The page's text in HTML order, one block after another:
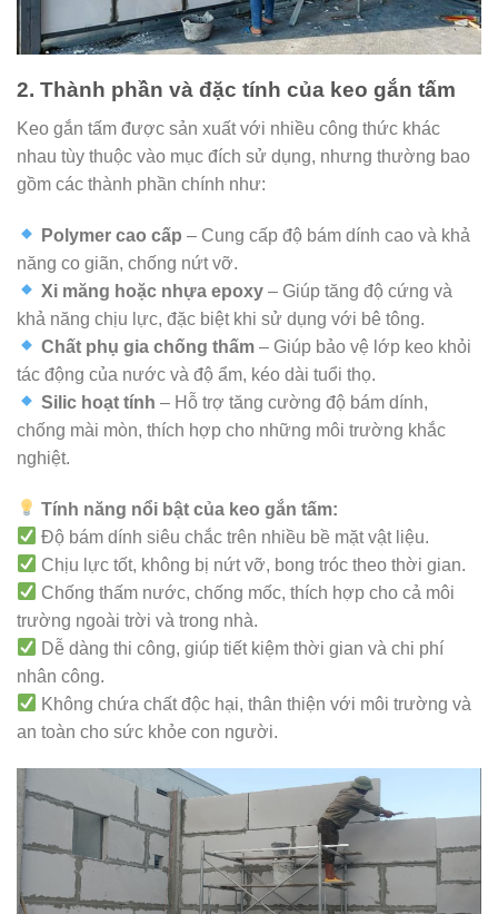
2. Thành phần và đặc tính của keo gắn tấm
Keo gắn tấm được sản xuất với nhiều công thức khác
nhau tùy thuộc vào mục đích sử dụng, nhưng thường bao
gồm các thành phần chính như:
Polymer cao cấp – Cung cấp độ bám dính cao và khả
năng co giãn, chống nứt vỡ.
Xi măng hoặc nhựa epoxy – Giúp tăng độ cứng và
khả năng chịu lực, đặc biệt khi sử dụng với bê tông.
Chất phụ gia chống thấm – Giúp bảo vệ lớp keo khỏi
tác động của nước và độ ẩm, kéo dài tuổi thọ.
Silic hoạt tính – Hỗ trợ tăng cường độ bám dính,
chống mài mòn, thích hợp cho những môi trường khắc
nghiệt.
Tính năng nổi bật của keo gắn tấm:
Độ bám dính siêu chắc trên nhiều bề mặt vật liệu.
Chịu lực tốt, không bị nứt vỡ, bong tróc theo thời gian.
Chống thấm nước, chống mốc, thích hợp cho cả môi
trường ngoài trời và trong nhà.
Dễ dàng thi công, giúp tiết kiệm thời gian và chi phí
nhân công.
Không chứa chất độc hại, thân thiện với môi trường và
an toàn cho sức khỏe con người.